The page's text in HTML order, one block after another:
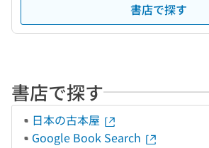
書店で探す
書店で探す
日本の古本屋
Google Book Search